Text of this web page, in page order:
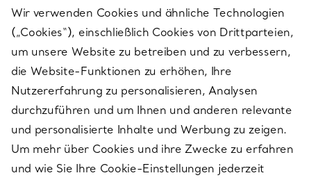
SERVICES
ÜBER TIFFANY & CO.
RECHTLICHE HINWEISE
Wir verwenden Cookies und ähnliche Technologien
(„Cookies“), einschließlich Cookies von Drittparteien,
um unsere Website zu betreiben und zu verbessern,
die Website-Funktionen zu erhöhen, Ihre
Nutzererfahrung zu personalisieren, Analysen
durchzuführen und um Ihnen und anderen relevante
und personalisierte Inhalte und Werbung zu zeigen.
Um mehr über Cookies und ihre Zwecke zu erfahren
und wie Sie Ihre Cookie-Einstellungen jederzeit